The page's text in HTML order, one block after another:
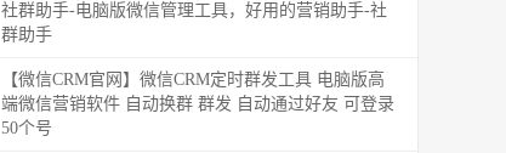
社群助手-电脑版微信管理工具，好用的营销助手-社
群助手
【微信CRM官网】微信CRM定时群发工具 电脑版高
端微信营销软件 自动换群 群发 自动通过好友 可登录
50个号